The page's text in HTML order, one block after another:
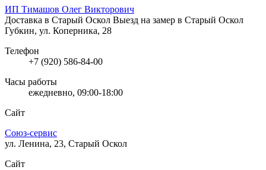
ИП Тимашов Олег Викторович
Доставка в Старый Оскол Выезд на замер в Старый Оскол
Губкин, ул. Коперника, 28
Телефон
+7 (920) 586-84-00
Часы работы
ежедневно, 09:00-18:00
Сайт
Союз-сервис
ул. Ленина, 23, Старый Оскол
Сайт